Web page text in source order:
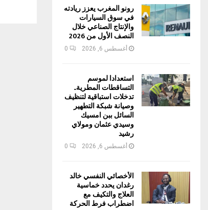
رونو المغرب يعزز ريادته
في سوق السيارات
والإنتاج الصناعي خلال
النصف الأول من 2026
أغسطس 6, 2026 0
استعدادا لموسم
التساقطات المطرية..
تدخلات استباقية لتنظيف
وصيانة شبكة التطهير
السائل ببن امسيك
وسيدي عثمان ومولاي
رشيد
أغسطس 6, 2026 0
الأخصائي النفسي خالد
رغدان يحدد خماسية
العلاج والتكيف مع
اضطراب فرط الحركة